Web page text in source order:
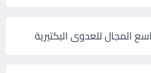
المجال للعدوى البكتيرية